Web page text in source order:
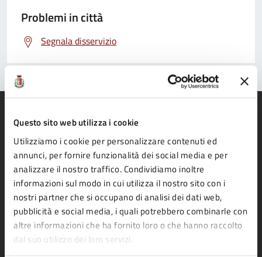
Questo sito web utilizza i cookie
Utilizziamo i cookie per personalizzare contenuti ed
annunci, per fornire funzionalità dei social media e per
analizzare il nostro traffico. Condividiamo inoltre
informazioni sul modo in cui utilizza il nostro sito con i
nostri partner che si occupano di analisi dei dati web,
pubblicità e social media, i quali potrebbero combinarle con
altre informazioni che ha fornito loro o che hanno raccolto
dal suo utilizzo dei loro servizi.
Problemi in città
Segnala disservizio
Comune di Fidenza
AMMINISTRAZIONE
Organi di governo
Aree amministrative